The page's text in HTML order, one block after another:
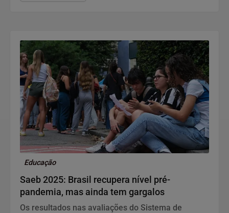
Educação
Saeb 2025: Brasil recupera nível pré-
pandemia, mas ainda tem gargalos
Os resultados nas avaliações do Sistema de